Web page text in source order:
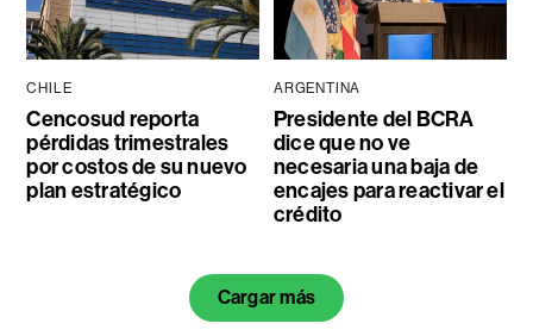
CHILE
Cencosud reporta
pérdidas trimestrales
por costos de su nuevo
plan estratégico
ARGENTINA
Presidente del BCRA
dice que no ve
necesaria una baja de
encajes para reactivar el
crédito
Cargar más